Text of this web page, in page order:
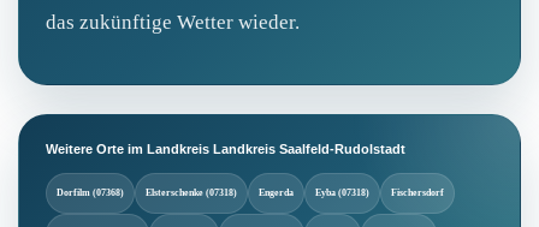
das zukünftige Wetter wieder.
Weitere Orte im Landkreis Landkreis Saalfeld-Rudolstadt
Dorfilm (07368) Elsterschenke (07318) Engerda Eyba (07318) Fischersdorf